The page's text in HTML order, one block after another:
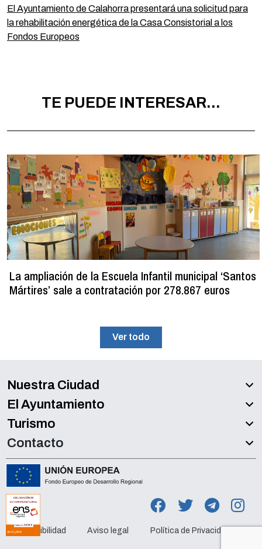
El Ayuntamiento de Calahorra presentará una solicitud para
la rehabilitación energética de la Casa Consistorial a los
Fondos Europeos
TE PUEDE INTERESAR...
La ampliación de la Escuela Infantil municipal ‘Santos
Mártires’ sale a contratación por 278.867 euros
Ver todo
Nuestra Ciudad
El Ayuntamiento
Turismo
Contacto
Accesibilidad Aviso legal Política de Privacidad